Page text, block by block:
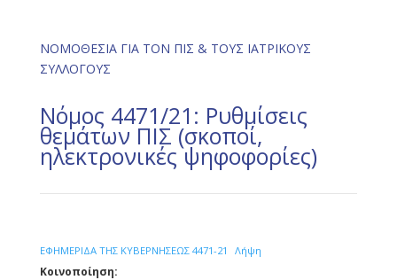
ΝΟΜΟΘΕΣΙΑ ΓΙΑ ΤΟΝ ΠΙΣ & ΤΟΥΣ ΙΑΤΡΙΚΟΥΣ
ΣΥΛΛΟΓΟΥΣ
Νόμος 4471/21: Ρυθμίσεις
θεμάτων ΠΙΣ (σκοποί,
ηλεκτρονικές ψηφοφορίες)
ΕΦΗΜΕΡΙΔΑ ΤΗΣ ΚΥΒΕΡΝΗΣΕΩΣ 4471-21 Λήψη
Κοινοποίηση: